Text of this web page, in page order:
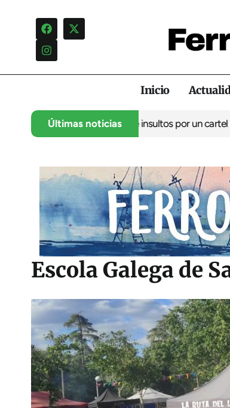
Inicio
Últimas noticias
una campaña de insultos por un cartel manipulado
Escola Galega de